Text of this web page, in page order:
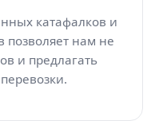
катафалков и
позволяет нам не
и предлагать